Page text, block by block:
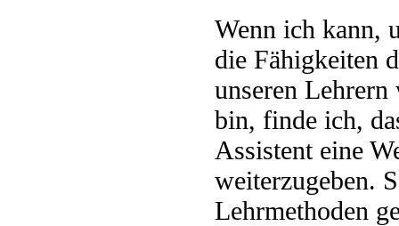
Wenn ich kann,
die Fähigkeiten
unseren
bin, finde ich,
Assistent eine
weiterzugeben.
Lehrmethoden